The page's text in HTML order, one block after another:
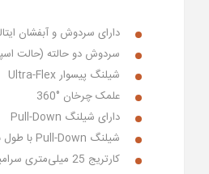
دارای سردوش و آبفشان
سردوش دو حالته (حالت
شیلنگ پیسوارUltra-Flex
علمک چرخان °360
دارای شیلنگ Pull-Down
شیلنگ Pull-Down با طول بیش
کارتریج 25 میلی‌متری سرامیکی شرکت